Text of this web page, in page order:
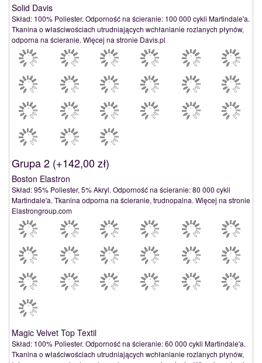
Solid Davis
Skład: 100% Poliester. Odporność na ścieranie: 100 000 cykli Martindale'a.
Tkanina o właściwościach utrudniających wchłanianie rozlanych płynów,
odporna na ścieranie. Więcej na stronie Davis.pl
Grupa 2 (+142,00 zł)
Boston Elastron
Skład: 95% Poliester, 5% Akryl. Odporność na ścieranie: 80 000 cykli
Martindale'a. Tkanina odporna na ścieranie, trudnopalna. Więcej na stronie
Elastrongroup.com
Magic Velvet Top Textil
Skład: 100% Poliester. Odporność na ścieranie: 60 000 cykli Martindale'a.
Tkanina o właściwościach utrudniających wchłanianie rozlanych płynów,